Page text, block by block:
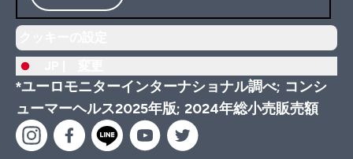
*ユーロモニターインターナショナル調べ; コンシ
ューマーヘルス2025年版; 2024年総小売販売額